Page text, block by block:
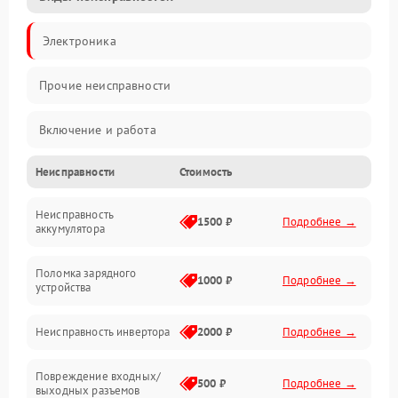
Электроника
Прочие неисправности
Включение и работа
Работа с нагрузкой
Звук и индикация
Неисправности Стоимость
Неисправность
аккумулятора
1500 ₽ Подробнее →
Поломка зарядного
устройства
1000 ₽ Подробнее →
Неисправность инвертора 2000 ₽ Подробнее →
Повреждение входных/
выходных разъемов
500 ₽ Подробнее →